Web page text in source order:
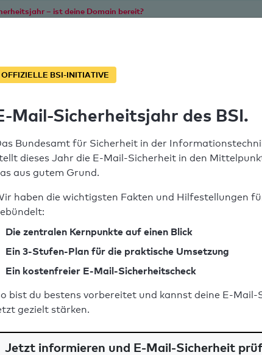
– ist deine Domain bereit?
OFFIZIELLE BSI-INITIATIVE
Mail-Sicherheitsjahr des BSI.
Bundesamt für Sicherheit in der
dieses Jahr die E-Mail-Sicherheit in den
aus gutem Grund.
haben die wichtigsten Fakten und Hilfestellungen
Die zentralen Kernpunkte auf einen Blick
Ein 3-Stufen-Plan für die praktische Umsetzung
Ein kostenfreier E-Mail-Sicherheitscheck
bist du bestens vorbereitet und kannst deine E-Mail-
gezielt stärken.
Jetzt informieren und E-Mail-Sicherheit